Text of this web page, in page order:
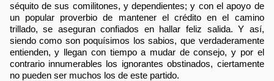
séquito de sus comilitones, y dependientes; y con el apoyo de
un popular proverbio de mantener el crédito en el camino
trillado, se aseguran confiados en hallar feliz salida. Y así,
siendo como son poquísimos los sabios, que verdaderamente
entienden, y llegan con tiempo a mudar de consejo, y por el
contrario innumerables los ignorantes obstinados, ciertamente
no pueden ser muchos los de este partido.